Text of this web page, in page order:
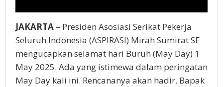
JAKARTA – Presiden Asosiasi Serikat Pekerja
Seluruh Indonesia (ASPIRASI) Mirah Sumirat SE
mengucapkan selamat hari Buruh (May Day) 1
May 2025. Ada yang istimewa dalam peringatan
May Day kali ini. Rencananya akan hadir, Bapak